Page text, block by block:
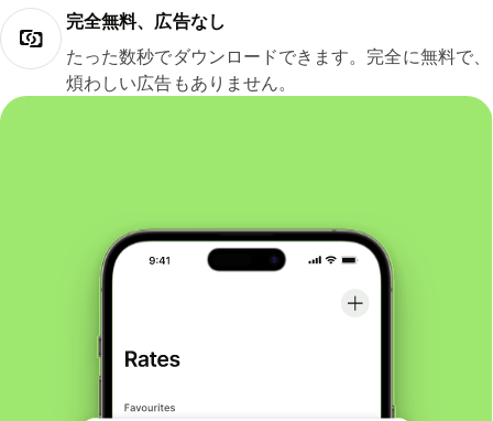
完全無料、広告なし
たった数秒でダウンロードできます。完全に無料で、
煩わしい広告もありません。